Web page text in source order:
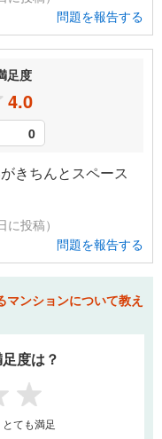
問題を報告する
足度
4.0
0
きちんとスペース
投稿）
問題を報告する
ンションについて教え
度は？
5
とても満足